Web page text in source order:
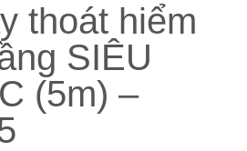
thoát hiểm
SIÊU
(5m) –